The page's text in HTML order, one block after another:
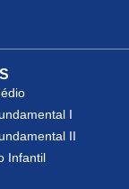
I
II
Infantil